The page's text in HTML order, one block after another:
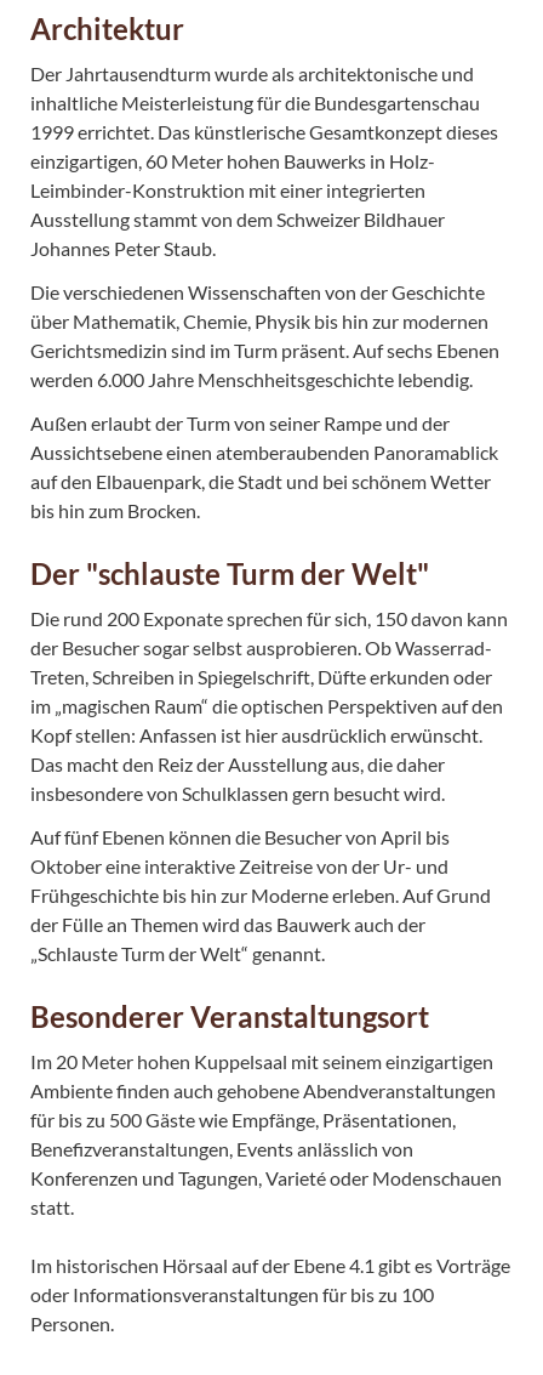
Architektur
Der Jahrtausendturm wurde als architektonische und
inhaltliche Meisterleistung für die Bundesgartenschau
1999 errichtet. Das künstlerische Gesamtkonzept dieses
einzigartigen, 60 Meter hohen Bauwerks in Holz-
Leimbinder-Konstruktion mit einer integrierten
Ausstellung stammt von dem Schweizer Bildhauer
Johannes Peter Staub.
Die verschiedenen Wissenschaften von der Geschichte
über Mathematik, Chemie, Physik bis hin zur modernen
Gerichtsmedizin sind im Turm präsent. Auf sechs Ebenen
werden 6.000 Jahre Menschheitsgeschichte lebendig.
Außen erlaubt der Turm von seiner Rampe und der
Aussichtsebene einen atemberaubenden Panoramablick
auf den Elbauenpark, die Stadt und bei schönem Wetter
bis hin zum Brocken.
Der "schlauste Turm der Welt"
Die rund 200 Exponate sprechen für sich, 150 davon kann
der Besucher sogar selbst ausprobieren. Ob Wasserrad-
Treten, Schreiben in Spiegelschrift, Düfte erkunden oder
im „magischen Raum“ die optischen Perspektiven auf den
Kopf stellen: Anfassen ist hier ausdrücklich erwünscht.
Das macht den Reiz der Ausstellung aus, die daher
insbesondere von Schulklassen gern besucht wird.
Auf fünf Ebenen können die Besucher von April bis
Oktober eine interaktive Zeitreise von der Ur- und
Frühgeschichte bis hin zur Moderne erleben. Auf Grund
der Fülle an Themen wird das Bauwerk auch der
„Schlauste Turm der Welt“ genannt.
Besonderer Veranstaltungsort
Im 20 Meter hohen Kuppelsaal mit seinem einzigartigen
Ambiente finden auch gehobene Abendveranstaltungen
für bis zu 500 Gäste wie Empfänge, Präsentationen,
Benefizveranstaltungen, Events anlässlich von
Konferenzen und Tagungen, Varieté oder Modenschauen
statt.
Im historischen Hörsaal auf der Ebene 4.1 gibt es Vorträge
oder Informationsveranstaltungen für bis zu 100
Personen.